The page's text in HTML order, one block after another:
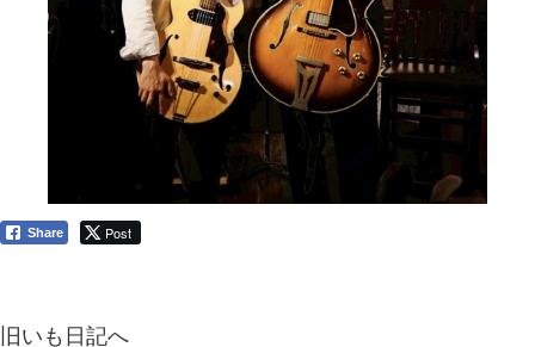
Share Post
旧いも日記へ